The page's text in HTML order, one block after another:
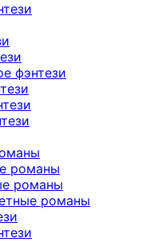
фэнтези
романы
романы
романы